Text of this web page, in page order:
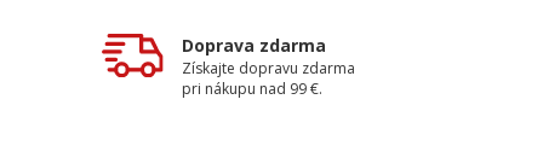
Doprava zdarma
Získajte dopravu zdarma
pri nákupu nad 99 €.